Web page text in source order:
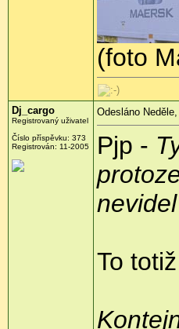
(foto
Dj_cargo
Registrovaný uživatel
Číslo příspěvku: 373
Registrován: 11-2005
Odesláno
Pjp -
To